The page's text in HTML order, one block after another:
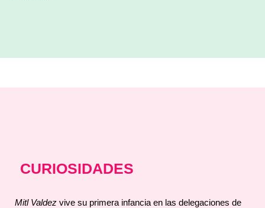
CURIOSIDADES
Mitl Valdez vive su primera infancia en las delegaciones de